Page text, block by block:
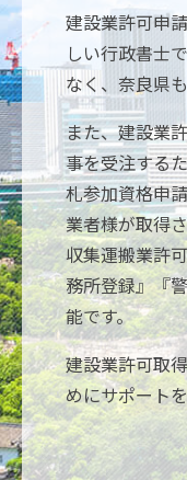
建設業許可申
しい行政書士
なく、奈良県
また、建設業
事を受注する
札参加資格申
業者様が取得
収集運搬業許
務所登録』『
能です。
建設業許可取
めにサポート